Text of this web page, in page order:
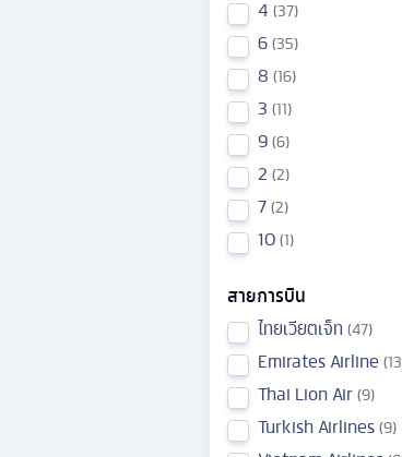
4 37
6 35
8 16
3 11
9 6
2 2
7 2
10 1
สายการบิน
ไทยเวียตเจ็ท 47
Emirates Airline 13
Thai Lion Air 9
Turkish Airlines 9